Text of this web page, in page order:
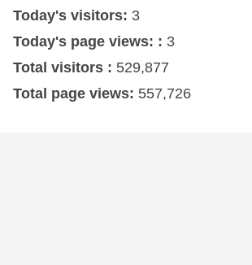
Today's visitors: 3
Today's page views: : 3
Total visitors : 529,877
Total page views: 557,726